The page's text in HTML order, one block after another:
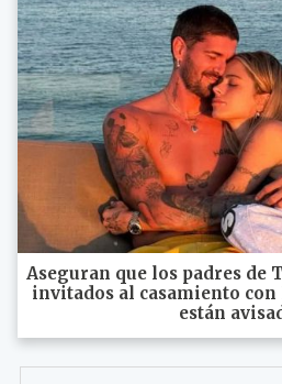
Aseguran que los padres de
invitados al casamiento con
están